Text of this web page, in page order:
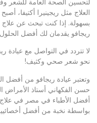
لتحسين الصحة العامة للشعر
العلاج مثل ريجينيرا أكتيفا،
بسهولة. إذا كنت تبحث عن علاج
ريجافو يقدمان لك أفضل
لا تتردد في التواصل مع عيادة
نحو شعر صحي وكثيف!
وتعتبر عيادة ريجافو من أفضل
حسن الفكهاني أستاذ الأمراض
أفضل الأطباء في مصر في علاج
بواسطة نخبة من أفضل